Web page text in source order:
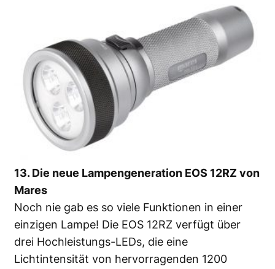
13. Die neue Lampengeneration EOS 12RZ von
Mares
Noch nie gab es so viele Funktionen in einer
einzigen Lampe! Die EOS 12RZ verfügt über
drei Hochleistungs-LEDs, die eine
Lichtintensität von hervorragenden 1200